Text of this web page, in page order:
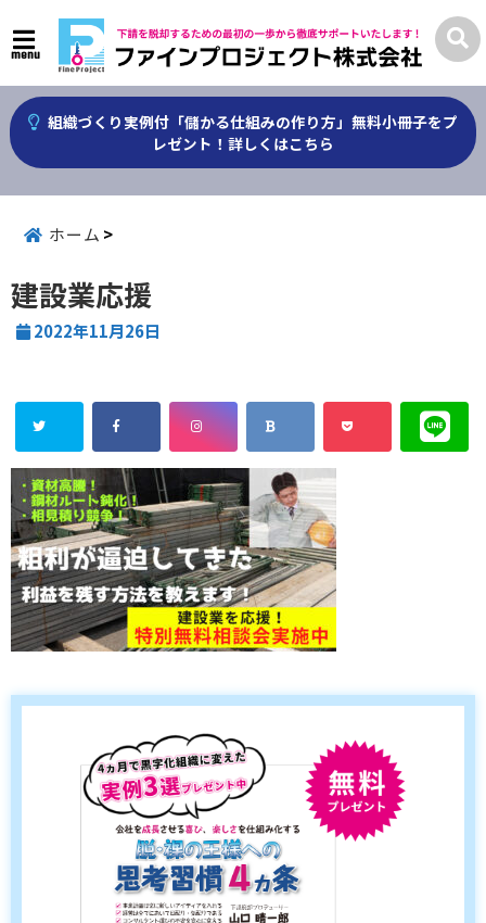
menu
組織づくり実例付「儲かる仕組みの作り方」無料小冊子をプ
レゼント！詳しくはこちら
ホーム
建設業応援
2022年11月26日